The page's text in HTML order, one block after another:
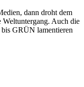
dann droht dem
Auch die
GRÜN lamentieren